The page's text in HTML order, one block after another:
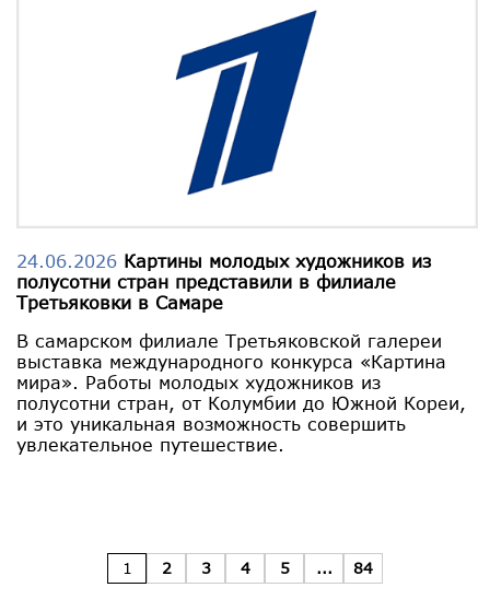
24.06.2026 Картины молодых художников из
полусотни стран представили в филиале
Третьяковки в Самаре
В самарском филиале Третьяковской галереи
выставка международного конкурса «Картина
мира». Работы молодых художников из
полусотни стран, от Колумбии до Южной Кореи,
и это уникальная возможность совершить
увлекательное путешествие.
1 2 3 4 5 ... 84